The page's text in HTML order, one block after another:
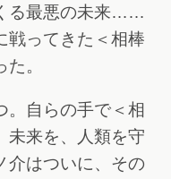
る最悪の未来……
戦ってきた＜相棒
。
。自らの手で＜相
未来を、人類を守
介はついに、その